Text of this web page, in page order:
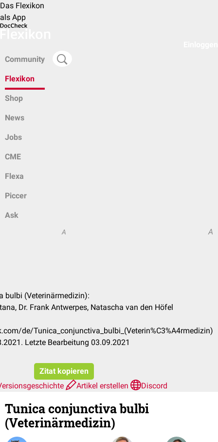
Das Flexikon
als App
Community
Flexikon
Shop
News
Jobs
CME
Flexa
Piccer
Ask
A A
bulbi (Veterinärmedizin):
Dr. Frank Antwerpes, Natascha van den Höfel
de/Tunica_conjunctiva_bulbi_(Veterin%C3%A4rmedizin)
Letzte Bearbeitung 03.09.2021
Zitat kopieren
Artikel erstellen Discord
Tunica conjunctiva bulbi
(Veterinärmedizin)